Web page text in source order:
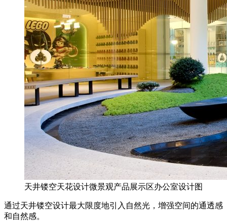
天井镂空天花设计微景观产品展示区办公室设计图
通过天井镂空设计最大限度地引入自然光，增强空间的通透感
和自然感。